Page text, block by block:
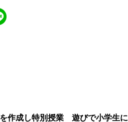
作成し特別授業 遊びで小学生に